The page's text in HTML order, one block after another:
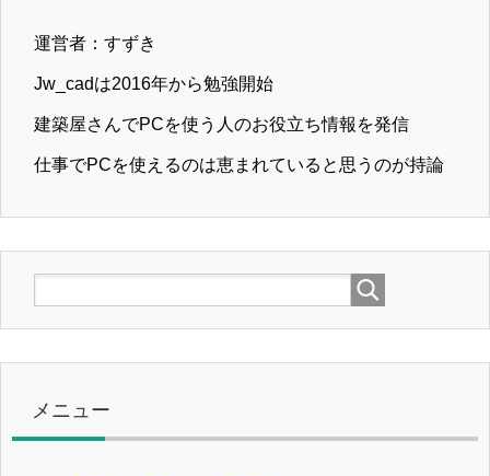
運営者：すずき
Jw_cadは2016年から勉強開始
建築屋さんでPCを使う人のお役立ち情報を発信
仕事でPCを使えるのは恵まれていると思うのが持論
メニュー